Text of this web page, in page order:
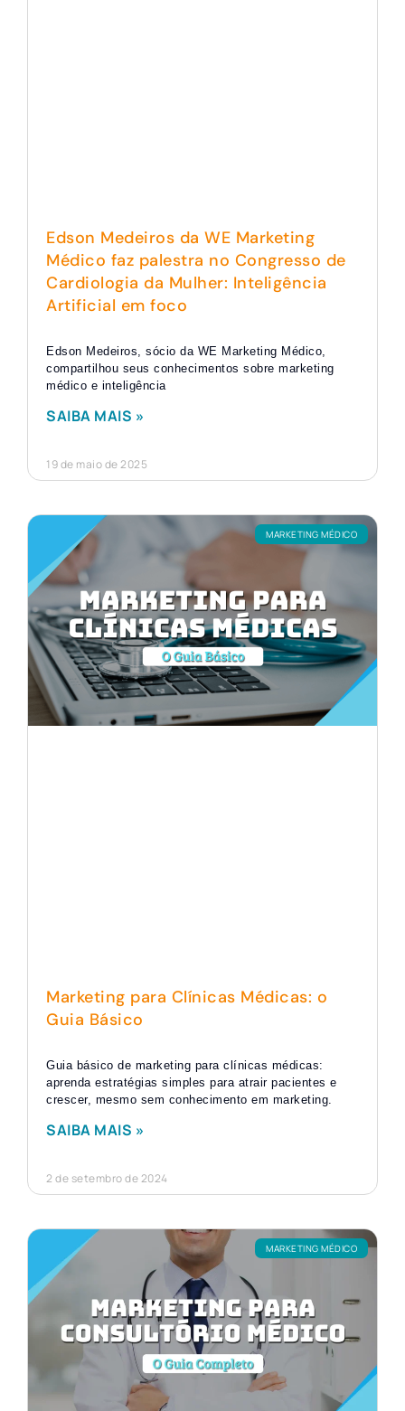
Edson Medeiros da WE Marketing
Médico faz palestra no Congresso de
Cardiologia da Mulher: Inteligência
Artificial em foco
Edson Medeiros, sócio da WE Marketing Médico,
compartilhou seus conhecimentos sobre marketing
médico e inteligência
SAIBA MAIS »
19 de maio de 2025
MARKETING MÉDICO
Marketing para Clínicas Médicas: o
Guia Básico
Guia básico de marketing para clínicas médicas:
aprenda estratégias simples para atrair pacientes e
crescer, mesmo sem conhecimento em marketing.
SAIBA MAIS »
2 de setembro de 2024
MARKETING MÉDICO